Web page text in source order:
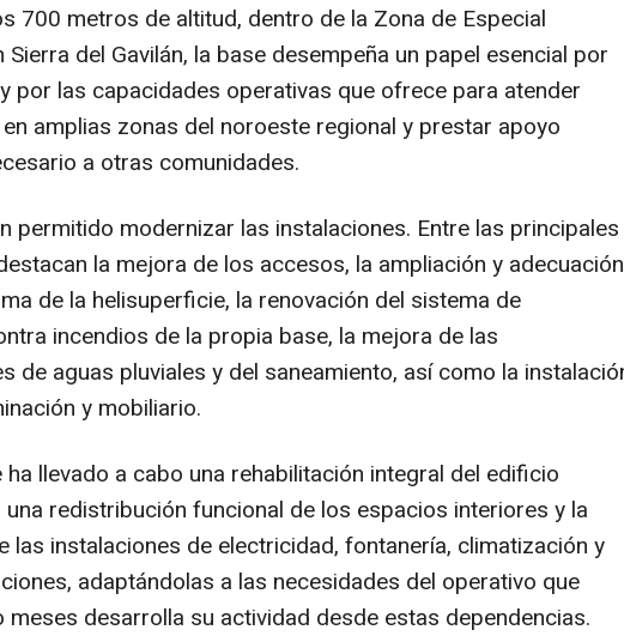
700 metros de altitud, dentro de la Zona de Especial
Sierra del Gavilán, la base desempeña un papel esencial por
por las capacidades operativas que ofrece para atender
amplias zonas del noroeste regional y prestar apoyo
a otras comunidades.
permitido modernizar las instalaciones. Entre las principales
la mejora de los accesos, la ampliación y adecuación
de la helisuperficie, la renovación del sistema de
incendios de la propia base, la mejora de las
de aguas pluviales y del saneamiento, así como la
y mobiliario.
llevado a cabo una rehabilitación integral del edificio
redistribución funcional de los espacios interiores y la
las instalaciones de electricidad, fontanería, climatización y
adaptándolas a las necesidades del operativo que
meses desarrolla su actividad desde estas dependencias.